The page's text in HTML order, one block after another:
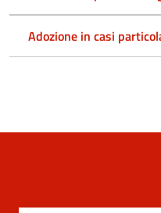
Adozione in casi